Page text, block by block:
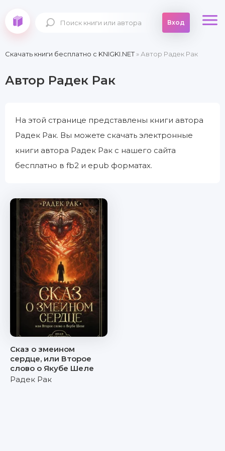
Вход
Скачать книги бесплатно c KNIGKI.NET» Автор Радек Рак
Автор Радек Рак
На этой странице представлены книги автора
Радек Рак. Вы можете скачать электронные
книги автора Радек Рак с нашего сайта
бесплатно в fb2 и epub форматах.
Сказ о змеином
сердце, или Второе
слово о Якубе Шеле
Радек Рак